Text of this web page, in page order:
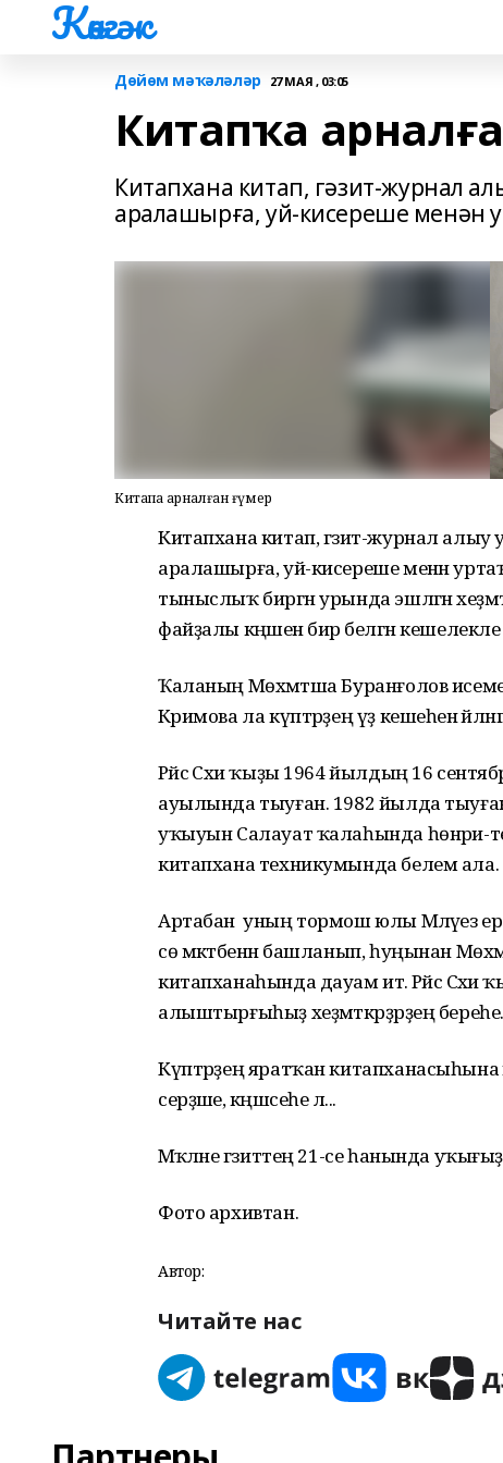
Көнгәк
Дөйөм мәҡәләләр 27 МАЯ , 03:05
Китапҡа
Китапхана китап, гәзит-журнал
аралашырға, уй-кисереше менән
Китапҡа арналған ғүмер
Китапхана китап, гәзит-журнал
аралашырға, уй-кисереше менән
тыныслыҡ биргән урында эшләгән
файҙалы кәңәшен бирә белгән
Ҡаланың Мөхәмәтша Буранғолов
Кәримова ла күптәрҙең үҙ кешеһенә
Рәйсә Сәхи ҡыҙы 1964 йылдың 16
ауылында тыуған. 1982 йылда
уҡыуын Салауат ҡалаһында һөнәри-
китапхана техникумында белем ала.
Артабан уның тормош юлы Мәләүез
сө мәктәбенән башланып, һуңынан
китапханаһында дауам итә. Рәйсә
алыштырғыһыҙ хеҙмәткәрҙәрҙең береһе.
Күптәрҙең яратҡан китапханасыһына
серҙәше, кәңәшсеһе лә...
Мәҡәләне гәзиттең 21-се һанында
Фото архивтан.
Автор:
Читайте нас